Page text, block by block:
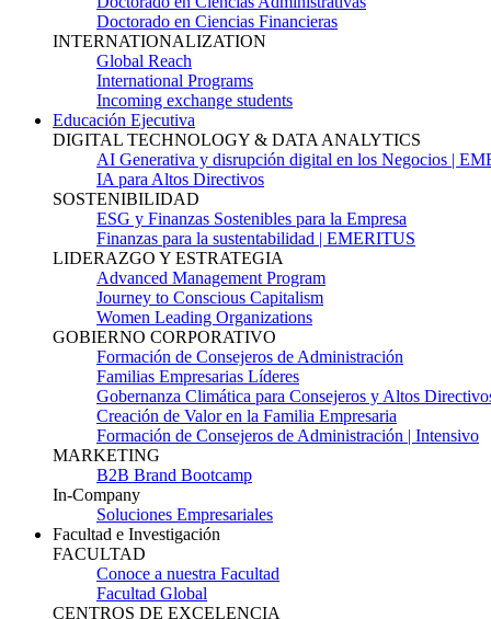
Doctorado en Ciencias Financieras
INTERNATIONALIZATION
Global Reach
International Programs
Incoming exchange students
Educación Ejecutiva
DIGITAL TECHNOLOGY & DATA ANALYTICS
AI Generativa y disrupción digital en los Negocios |
IA para Altos Directivos
SOSTENIBILIDAD
ESG y Finanzas Sostenibles para la Empresa
Finanzas para la sustentabilidad | EMERITUS
LIDERAZGO Y ESTRATEGIA
Advanced Management Program
Journey to Conscious Capitalism
Women Leading Organizations
GOBIERNO CORPORATIVO
Formación de Consejeros de Administración
Familias Empresarias Líderes
Gobernanza Climática para Consejeros y Altos
Creación de Valor en la Familia Empresaria
Formación de Consejeros de Administración | Intensivo
MARKETING
B2B Brand Bootcamp
In-Company
Soluciones Empresariales
Facultad e Investigación
FACULTAD
Conoce a nuestra Facultad
Facultad Global
CENTROS DE EXCELENCIA